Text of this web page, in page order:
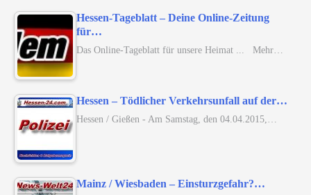
Hessen-Tageblatt – Deine Online-Zeitung
für…
Das Online-Tageblatt für unsere Heimat ... Mehr…
Hessen – Tödlicher Verkehrsunfall auf der…
Hessen / Gießen - Am Samstag, den 04.04.2015,…
Mainz / Wiesbaden – Einsturzgefahr?…